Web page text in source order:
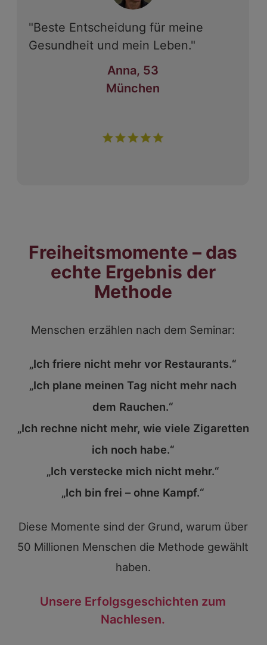
"Beste Entscheidung für meine
Gesundheit und mein Leben."
Anna, 53
München
Freiheitsmomente – das
echte Ergebnis der
Methode
Menschen erzählen nach dem Seminar:
„Ich friere nicht mehr vor Restaurants.“
„Ich plane meinen Tag nicht mehr nach
dem Rauchen.“
„Ich rechne nicht mehr, wie viele Zigaretten
ich noch habe.“
„Ich verstecke mich nicht mehr.“
„Ich bin frei – ohne Kampf.“
Diese Momente sind der Grund, warum über
50 Millionen Menschen die Methode gewählt
haben.
Unsere Erfolgsgeschichten zum
Nachlesen.